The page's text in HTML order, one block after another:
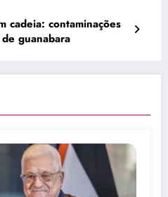
cadeia: contaminações
guanabara